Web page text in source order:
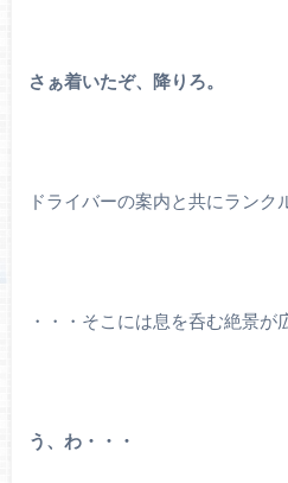
さぁ着いたぞ、降りろ。
ドライバーの案内と共にランク
・・・そこには息を呑む絶景が
う、わ・・・